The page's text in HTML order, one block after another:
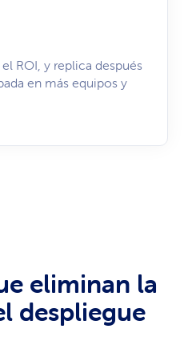
ROI, y replica después
en más equipos y
eliminan la
despliegue